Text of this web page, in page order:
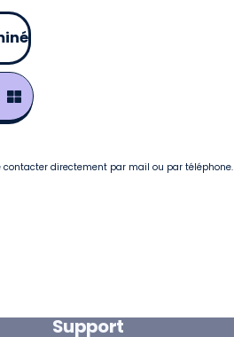
contacter directement par mail ou par téléphone.
Support